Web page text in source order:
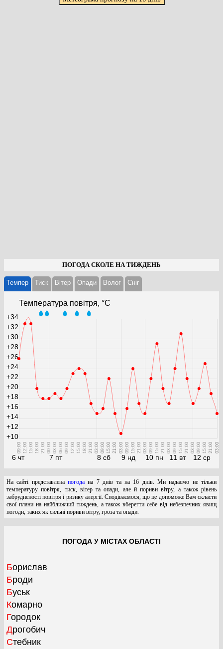
ПОГОДА СКОЛЕ НА ТИЖДЕНЬ
Темпер Тиск Вітер Опади Волог Cніг
Температура повітря, °С
6 чт
09:00 12:00 15:00 18:00 21:00
7 пт
00:00 03:00 06:00 09:00 12:00 15:00 18:00 21:00
8 сб
03:00 09:00 15:00 21:00
9 нд
03:00 09:00 15:00 21:00
10 пн
03:00 09:00 15:00 21:00
11 вт
03:00 09:00 15:00 21:00
12 ср
03:00 09:00 15:00 21:00 03:00
+10
+12
+14
+16
+18
+20
+22
+24
+26
+28
+30
+32
+34
На сайті представленапогода на 7 днів та на 16 днів. Ми надаємо не тільки
температуру повітря, тиск, вітер та опади, але й пориви вітру, а також рівень
забрудненості повітря і ризику алергії. Сподіваємося, що це допоможе Вам скласти
свої плани на найближчий тиждень, а також вберегти себе від небезпечних явищ
погоди, таких як сильні пориви вітру, гроза та опади.
ПОГОДА У МІСТАХ ОБЛАСТІ
Борислав
Броди
Буськ
Комарно
Городок
Дрогобич
Стебник